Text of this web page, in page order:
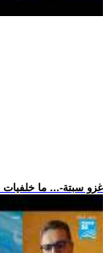
.. -غزو سبتة-... ما